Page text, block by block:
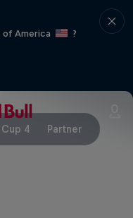
of America
?
Cup 4 Partner